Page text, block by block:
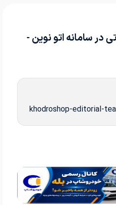
در سامانه اتو نوین -
khodroshop-editorial-